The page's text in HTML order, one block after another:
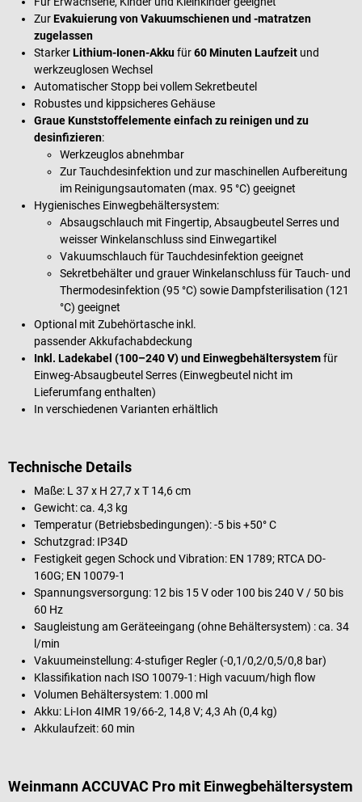
ZurEvakuierung von Vakuumschienen und -matratzen
zugelassen
StarkerLithium-Ionen-Akkufür60 Minuten Laufzeit und
werkzeuglosen Wechsel
Automatischer Stopp bei vollem Sekretbeutel
Robustes und kippsicheres Gehäuse
Graue Kunststoffelemente einfach zu reinigen und zu
desinfizieren:
Werkzeuglos abnehmbar
Zur Tauchdesinfektion und zur maschinellen Aufbereitung
im Reinigungsautomaten (max. 95 °C) geeignet
Hygienisches Einwegbehältersystem:
Absaugschlauch mit Fingertip, Absaugbeutel Serres und
weisser Winkelanschluss sind Einwegartikel
Vakuumschlauch für Tauchdesinfektion geeignet
Sekretbehälter und grauer Winkelanschluss für Tauch- und
Thermodesinfektion (95 °C) sowie Dampfsterilisation (121
°C) geeignet
Optional mit Zubehörtasche inkl.
passender Akkufachabdeckung
Inkl. Ladekabel (100–240 V) und Einwegbehältersystemfür
Einweg-Absaugbeutel Serres (Einwegbeutel nicht im
Lieferumfang enthalten)
In verschiedenen Varianten erhältlich
Technische Details
Maße: L 37 x H 27,7 x T 14,6 cm
Gewicht: ca. 4,3 kg
Temperatur (Betriebsbedingungen): -5 bis +50° C
Schutzgrad: IP34D
Festigkeit gegen Schock und Vibration: EN 1789; RTCA DO-
160G; EN 10079-1
Spannungsversorgung: 12 bis 15 V oder 100 bis 240 V / 50 bis
60 Hz
Saugleistung am Geräteeingang (ohne Behältersystem) : ca. 34
l/min
Vakuumeinstellung: 4-stufiger Regler (-0,1/0,2/0,5/0,8 bar)
Klassifikation nach ISO 10079-1: High vacuum/high flow
Volumen Behältersystem: 1.000 ml
Akku: Li-Ion 4IMR 19/66-2, 14,8 V; 4,3 Ah (0,4 kg)
Akkulaufzeit: 60 min
Weinmann ACCUVAC Pro mit Einwegbehältersystem